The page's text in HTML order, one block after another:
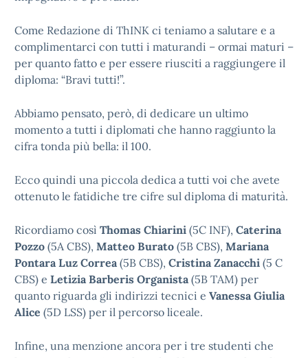
Come Redazione di ThINK ci teniamo a salutare e a
complimentarci con tutti i maturandi – ormai maturi –
per quanto fatto e per essere riusciti a raggiungere il
diploma: “Bravi tutti!”.
Abbiamo pensato, però, di dedicare un ultimo
momento a tutti i diplomati che hanno raggiunto la
cifra tonda più bella: il 100.
Ecco quindi una piccola dedica a tutti voi che avete
ottenuto le fatidiche tre cifre sul diploma di maturità.
Ricordiamo così Thomas Chiarini (5C INF), Caterina
Pozzo (5A CBS), Matteo Burato (5B CBS), Mariana
Pontara Luz Correa(5B CBS), Cristina Zanacchi (5 C
CBS) e Letizia Barberis Organista(5B TAM) per
quanto riguarda gli indirizzi tecnici e Vanessa Giulia
Alice (5D LSS) per il percorso liceale.
Infine, una menzione ancora per i tre studenti che